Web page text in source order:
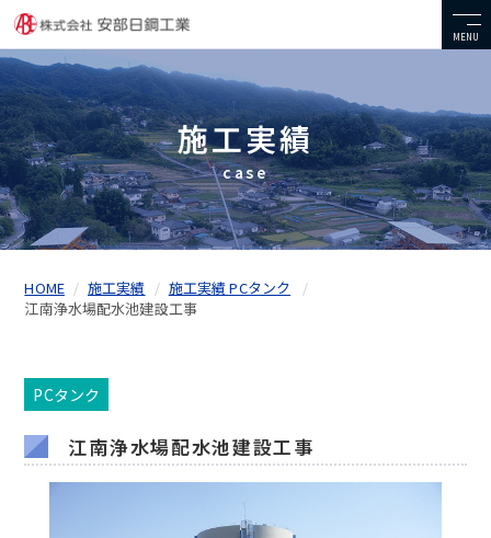
MENU
施工実績
case
HOME 施工実績
施工実績 PCタンク
江南浄水場配水池建設工事
PCタンク
江南浄水場配水池建設工事